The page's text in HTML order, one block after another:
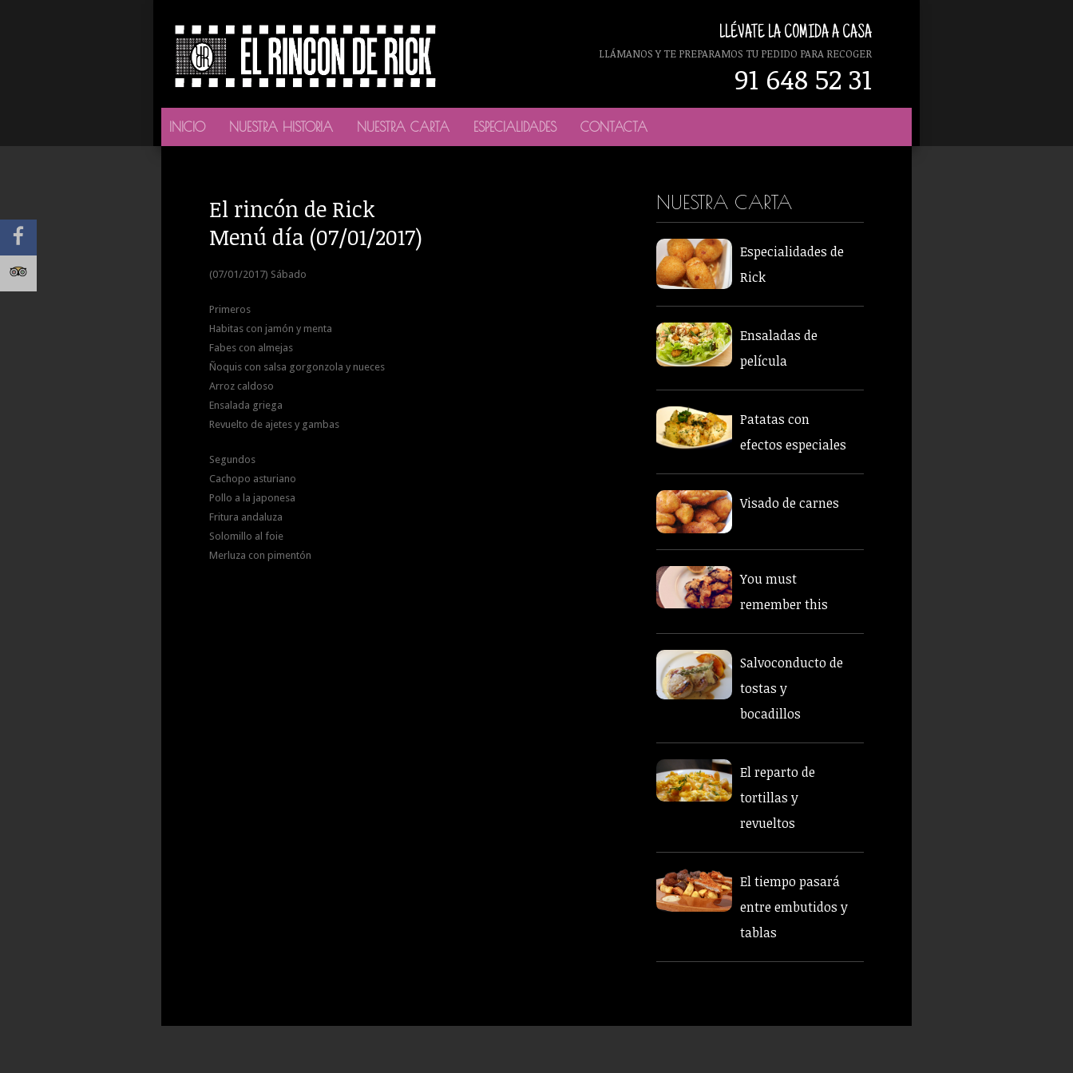
LLÉVATE LA COMIDA A CASA
LLÁMANOS Y TE PREPARAMOS TU PEDIDO PARA RECOGER
91 648 52 31
INICIO NUESTRA HISTORIA NUESTRA CARTA ESPECIALIDADES CONTACTA
El rincón de Rick
Menú día (07/01/2017)
(07/01/2017) Sábado
Primeros
Habitas con jamón y menta
Fabes con almejas
Ñoquis con salsa gorgonzola y nueces
Arroz caldoso
Ensalada griega
Revuelto de ajetes y gambas
Segundos
Cachopo asturiano
Pollo a la japonesa
Fritura andaluza
Solomillo al foie
Merluza con pimentón
NUESTRA CARTA
Especialidades de
Rick
Ensaladas de
película
Patatas con
efectos especiales
Visado de carnes
You must
remember this
Salvoconducto de
tostas y
bocadillos
El reparto de
tortillas y
revueltos
El tiempo pasará
entre embutidos y
tablas